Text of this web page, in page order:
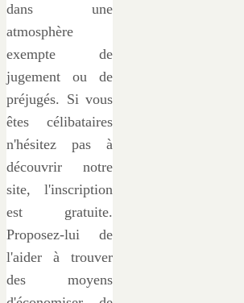
dans une
atmosphère
exempte de
jugement ou de
préjugés. Si vous
êtes célibataires
n'hésitez pas à
découvrir notre
site, l'inscription
est gratuite.
Proposez-lui de
l'aider à trouver
des moyens